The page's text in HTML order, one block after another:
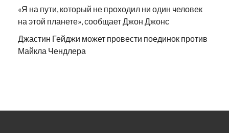
«Я на пути, который не проходил ни один человек
на этой планете», сообщает Джон Джонс
Джастин Гейджи может провести поединок против
Майкла Чендлера